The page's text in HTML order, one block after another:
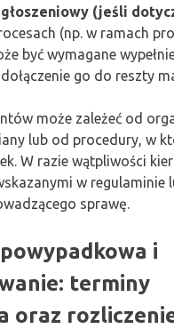
(jeśli
(np. w ramach
być wymagane
go do reszty
może zależeć od
lub od procedury, w
W razie wątpliwości
w regulaminie
sprawę.
i
terminy
oraz